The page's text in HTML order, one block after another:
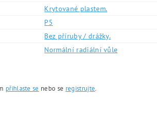
Krytované plastem.
P5
Bez příruby / drážky.
Normální radiální vůle
přihlaste se nebo se registrujte.